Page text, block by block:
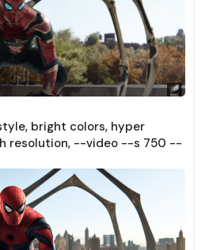
bright colors, hyper
resolution, --video --s 750 --